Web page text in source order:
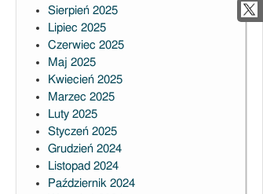
Sierpień 2025
Lipiec 2025
Czerwiec 2025
Maj 2025
Kwiecień 2025
Marzec 2025
Luty 2025
Styczeń 2025
Grudzień 2024
Listopad 2024
Październik 2024